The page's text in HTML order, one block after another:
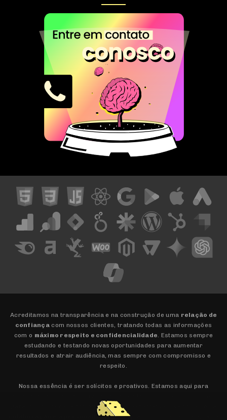
Acreditamos na transparência e na construção de uma relação de
confiançacom nossos clientes, tratando todas as informações
com o máximo respeito e confidencialidade. Estamos sempre
estudando e testando novas oportunidades para aumentar
resultados e atrair audiência, mas sempre com compromisso e
respeito.
Nossa essência é ser solícitos e proativos. Estamos aqui para
garantindo que cada projeto supere as expectativas. Valorizamos a
colaboração e a personalização, adaptando nossas estratégias e